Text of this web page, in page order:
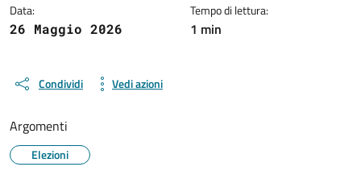
Data:
26 Maggio 2026
Tempo di lettura:
1 min
Condividi Vedi azioni
Argomenti
Elezioni